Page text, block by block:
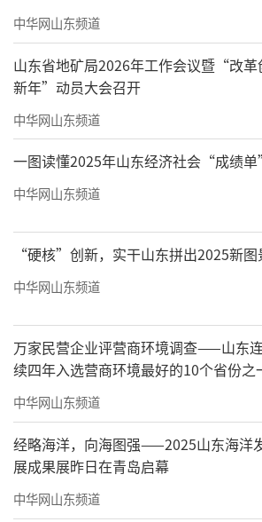
文艺演出在合唱《祖国
幕，大合唱气势磅礴、雄壮豪
唱出了华夏儿女对伟大祖国的
依恋和崇高礼赞。随后，晚
党走”“美丽中国阔步行”“
代”三个篇章接续展开，精
登台亮相：男女二重唱《领
唱《美丽中国》、女声小
梭》、男声小合唱《新时代
《春天的芭蕾》等一首首红歌
律豪迈、气壮山河，或曲调婉
或歌声悠扬，感人肺腑，让
激情岁月，感受到祖国的辉煌
《再唱山歌给党听》、女子群
乐升姿、美不胜收，从舞蹈编
背景画屏，都尽显精彩绝伦、
中华网山东频道
山东省地矿局2026年工作会议暨“改革
新年”动员大会召开
中华网山东频道
一图读懂2025年山东经济社会“成绩单”
中华网山东频道
“硬核”创新，实干山东拼出2025新图
中华网山东频道
万家民营企业评营商环境调查——山东
续四年入选营商环境最好的10个省份之
中华网山东频道
经略海洋，向海图强——2025山东海洋
展成果展昨日在青岛启幕
中华网山东频道